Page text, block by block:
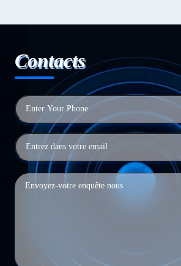
Contacts